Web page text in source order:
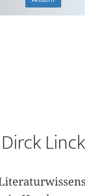
Dirck Linck